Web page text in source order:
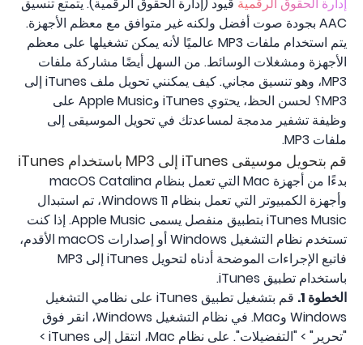
AAC بجودة صوت أفضل ولكنه غير متوافق مع معظم الأجهزة.
يتم استخدام ملفات MP3 عالميًا لأنه يمكن تشغيلها على معظم
الأجهزة ومشغلات الوسائط. من السهل أيضًا مشاركة ملفات
MP3، وهو تنسيق مجاني. كيف يمكنني تحويل ملف iTunes إلى
MP3؟ لحسن الحظ، يحتوي iTunes وApple Music على
وظيفة تشفير مدمجة لمساعدتك في تحويل الموسيقى إلى
ملفات MP3.
قم بتحويل موسيقى iTunes إلى MP3 باستخدام iTunes
بدءًا من أجهزة Mac التي تعمل بنظام macOS Catalina
وأجهزة الكمبيوتر التي تعمل بنظام Windows 11، تم استبدال
iTunes Music بتطبيق منفصل يسمى Apple Music. إذا كنت
تستخدم نظام التشغيل Windows أو إصدارات macOS الأقدم،
فاتبع الإجراءات الموضحة أدناه لتحويل iTunes إلى MP3
باستخدام تطبيق iTunes.
الخطوة 1.
قم بتشغيل تطبيق iTunes على نظامي التشغيل
Windows وMac. في نظام التشغيل Windows، انقر فوق
"تحرير" > "التفضيلات". على نظام Mac، انتقل إلى iTunes >